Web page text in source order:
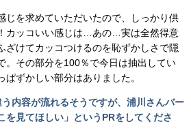
じを求めていただいたので、しっかり供
カッコいい感じは…あの…実は全然得意
ざけてカッコつけるのを恥ずかしさで隠
。その部分を100％で今日は抽出してい
ずかしい部分はありました。
内容が流れるそうですが、浦川さんバー
を見てほしい」というPRをしてくださ